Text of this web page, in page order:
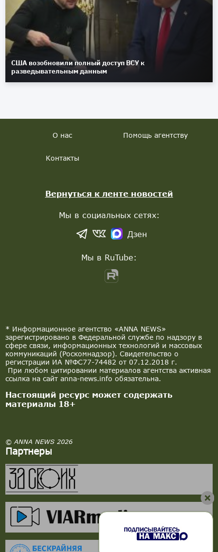
США возобновили полный доступ ВСУ к
разведывательным данным
* Информационное агентство «ANNA NEWS»
зарегистрировано в Федеральной службе по надзору в
сфере связи, информационных технологий и массовых
коммуникаций (Роскомнадзор). Свидетельство о
регистрации ИА №ФС77-74482 от 07.12.2018 г.
При любом цитировании материалов агентства активная
ссылка на сайт anna-news.info обязательна.
Настоящий ресурс может содержать
материалы 18+
© ANNA NEWS 2026
Партнеры
О нас Помощь агентству
Контакты
Вернуться к ленте новостей
Мы в социальных сетях:
Дзен
Мы в RuTube: